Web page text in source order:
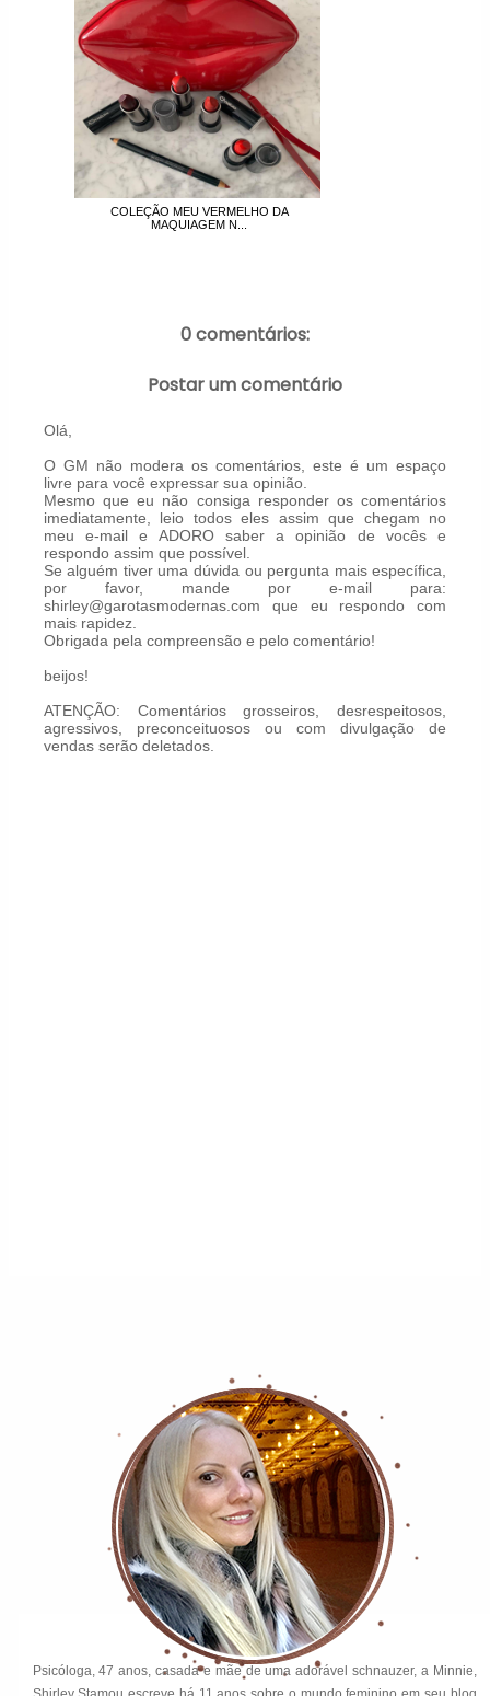
COLEÇÃO MEU VERMELHO DA
MAQUIAGEM N...
0 comentários:
Postar um comentário
Olá,
O GM não modera os comentários, este é um espaço
livre para você expressar sua opinião.
Mesmo que eu não consiga responder os comentários
imediatamente, leio todos eles assim que chegam no
meu e-mail e ADORO saber a opinião de vocês e
respondo assim que possível.
Se alguém tiver uma dúvida ou pergunta mais específica,
por favor, mande por e-mail para:
shirley@garotasmodernas.com que eu respondo com
mais rapidez.
Obrigada pela compreensão e pelo comentário!
beijos!
ATENÇÃO: Comentários grosseiros, desrespeitosos,
agressivos, preconceituosos ou com divulgação de
vendas serão deletados.
Psicóloga, 47 anos, casada e mãe de uma adorável schnauzer, a Minnie,